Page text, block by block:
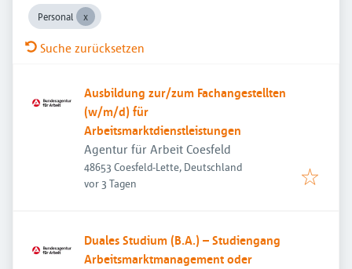
Personal
Suche zurücksetzen
Ausbildung zur/zum Fachangestellten
(w/m/d) für
Arbeitsmarktdienstleistungen
Agentur für Arbeit Coesfeld
48653 Coesfeld-Lette, Deutschland
Veröffentlicht
vor 3 Tagen
Duales Studium (B.A.) – Studiengang
Arbeitsmarktmanagement oder